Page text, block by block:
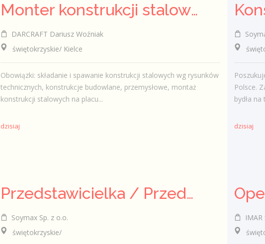
Monter konstrukcji stalowych - ślusarz (K/M/I)
DARCRAFT Dariusz Woźniak
świętokrzyskie/ Kielce
Obowiązki: składanie i spawanie konstrukcji stalowych wg rysunków
technicznych, konstrukcje budowlane, przemysłowe, montaż
konstrukcji stalowych na placu...
dzisiaj
Polsce.
bydła
dzisiaj
Przedstawicielka / Przedstawiciel Handlowy ds. Żywienia Zwierząt
Soymax Sp. z o.o.
świętokrzyskie/
IMAR